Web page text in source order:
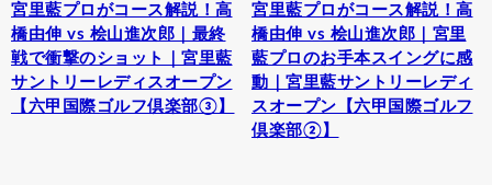
宮里藍プロがコース解説！高
橋由伸 vs 桧山進次郎｜最終
戦で衝撃のショット｜宮里藍
サントリーレディスオープン
【六甲国際ゴルフ倶楽部③】
宮里藍プロがコース解説！高
橋由伸 vs 桧山進次郎｜宮里
藍プロのお手本スイングに感
動｜宮里藍サントリーレディ
スオープン【六甲国際ゴルフ
倶楽部②】